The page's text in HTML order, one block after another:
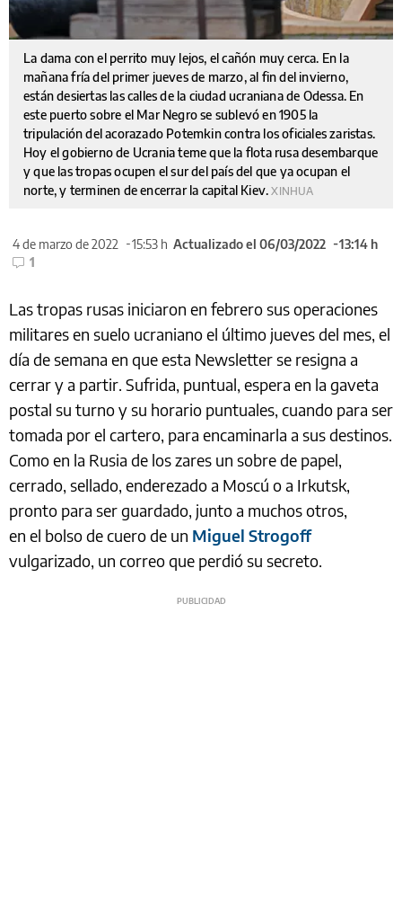
La dama con el perrito muy lejos, el cañón muy cerca. En la
mañana fría del primer jueves de marzo, al fin del invierno,
están desiertas las calles de la ciudad ucraniana de Odessa. En
este puerto sobre el Mar Negro se sublevó en 1905 la
tripulación del acorazado Potemkin contra los oficiales zaristas.
Hoy el gobierno de Ucrania teme que la flota rusa desembarque
y que las tropas ocupen el sur del país del que ya ocupan el
norte, y terminen de encerrar la capital Kiev.XINHUA
4 de marzo de 2022 15:53 h Actualizado el 06/03/2022
13:14 h
1
Las tropas rusas iniciaron en febrero sus operaciones
militares en suelo ucraniano el último jueves del mes, el
día de semana en que esta Newsletter se resigna a
cerrar y a partir. Sufrida, puntual, espera en la gaveta
postal su turno y su horario puntuales, cuando para ser
tomada por el cartero, para encaminarla a sus destinos.
Como en la Rusia de los zares un sobre de papel,
cerrado, sellado, enderezado a Moscú o a Irkutsk,
pronto para ser guardado, junto a muchos otros,
en el bolso de cuero de un Miguel Strogoff
vulgarizado, un correo que perdió su secreto.